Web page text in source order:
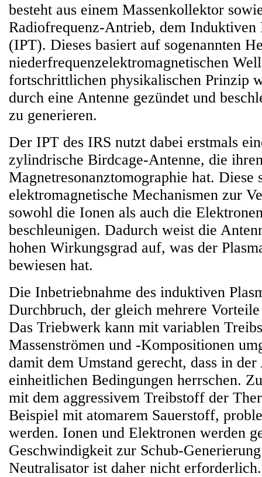
besteht aus einem Massenkollektor
Radiofrequenz-Antrieb, dem Induktiven
(IPT). Dieses basiert auf sogenannten
niederfrequenzelektromagnetischen
fortschrittlichen physikalischen Prinzip
durch eine Antenne gezündet und
zu generieren.
Der IPT des IRS nutzt dabei erstmals
zylindrische Birdcage-Antenne, die
Magnetresonanztomographie hat. Diese
elektromagnetische Mechanismen zur
sowohl die Ionen als auch die
beschleunigen. Dadurch weist die
hohen Wirkungsgrad auf, was der
bewiesen hat.
Die Inbetriebnahme des induktiven
Durchbruch, der gleich mehrere
Das Triebwerk kann mit variablen
Massenströmen und -Kompositionen
damit dem Umstand gerecht, dass in
einheitlichen Bedingungen herrschen.
mit dem aggressivem Treibstoff der
Beispiel mit atomarem Sauerstoff,
werden. Ionen und Elektronen werden
Geschwindigkeit zur Schub-
Neutralisator ist daher nicht erforderlich.